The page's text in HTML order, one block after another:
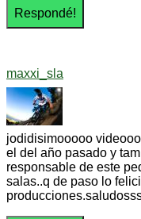
maxxi_sla
jodidisimooooo
el del año pasado y
responsable de este
salas..q de paso lo